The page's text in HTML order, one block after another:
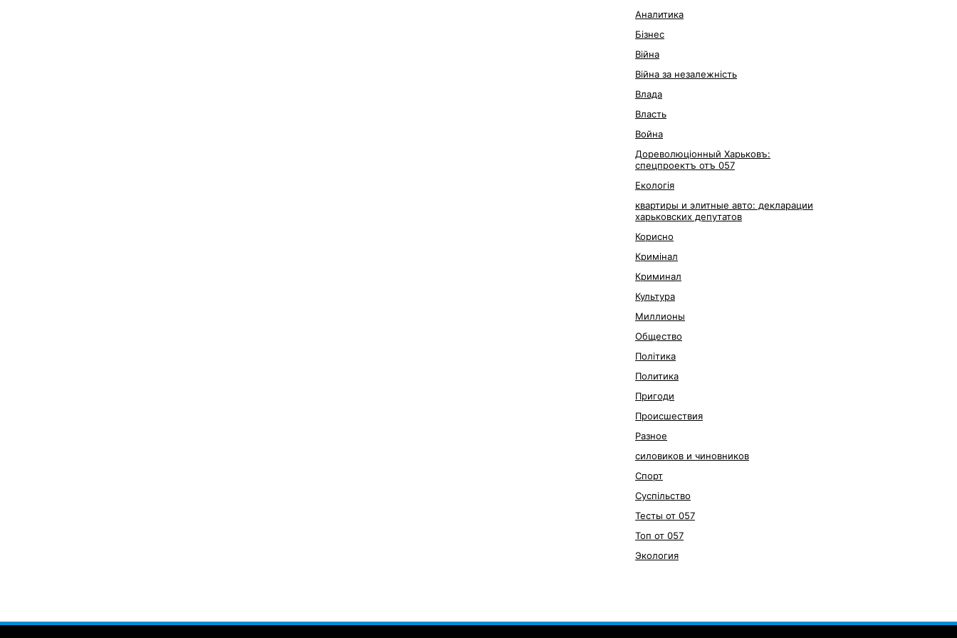
Аналитика
Бізнес
Війна
Війна за незалежність
Влада
Власть
Война
Дореволюціонный Харьковъ:
спецпроектъ отъ 057
Екологія
квартиры и элитные авто: декларации
харьковских депутатов
Корисно
Кримінал
Криминал
Культура
Миллионы
Общество
Політика
Политика
Пригоди
Происшествия
Разное
силовиков и чиновников
Спорт
Суспільство
Тесты от 057
Топ от 057
Экология